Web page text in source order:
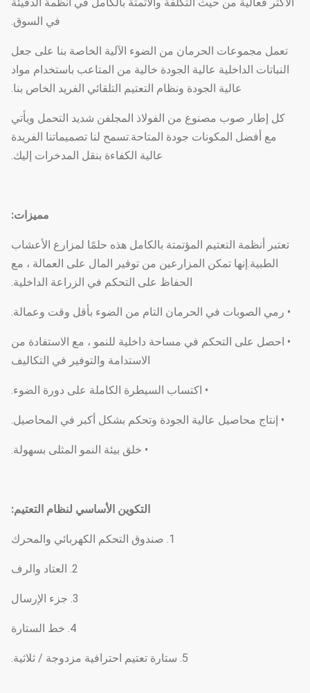
في السوق.
تعمل مجموعات الحرمان من الضوء الآلية الخاصة بنا على جعل
النباتات الداخلية عالية الجودة خالية من المتاعب باستخدام مواد
عالية الجودة ونظام التعتيم التلقائي الفريد الخاص بنا.
كل إطار صوب مصنوع من الفولاذ المجلفن شديد التحمل ويأتي
مع أفضل المكونات جودة المتاحة.تسمح لنا تصميماتنا الفريدة
عالية الكفاءة بنقل المدخرات إليك.
مميزات:
تعتبر أنظمة التعتيم المؤتمتة بالكامل هذه حلمًا لمزارع الأعشاب
الطبية.إنها تمكن المزارعين من توفير المال على العمالة ، مع
الحفاظ على التحكم في الزراعة الداخلية.
• رمي الصوبات في الحرمان التام من الضوء بأقل وقت وعمالة.
• احصل على التحكم في مساحة داخلية للنمو ، مع الاستفادة من
الاستدامة والتوفير في التكاليف
• اكتساب السيطرة الكاملة على دورة الضوء.
• إنتاج محاصيل عالية الجودة وتحكم بشكل أكبر في المحاصيل.
• خلق بيئة النمو المثلى بسهولة.
التكوين الأساسي لنظام التعتيم:
1. صندوق التحكم الكهربائي والمحرك
2. العتاد والرف
3. جزء الإرسال
4. خط الستارة
5. ستارة تعتيم احترافية مزدوجة / ثلاثية.